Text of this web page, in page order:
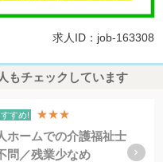
求人ID：job-163308
もチェックしています
すめ! ★★★
ホームでの介護福祉士
問／残業少なめ